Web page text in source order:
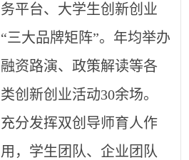
务平台、大学生创新创业
“三大品牌矩阵”。年均举办
融资路演、政策解读等各
类创新创业活动30余场。
充分发挥双创导师育人作
用，学生团队、企业团队